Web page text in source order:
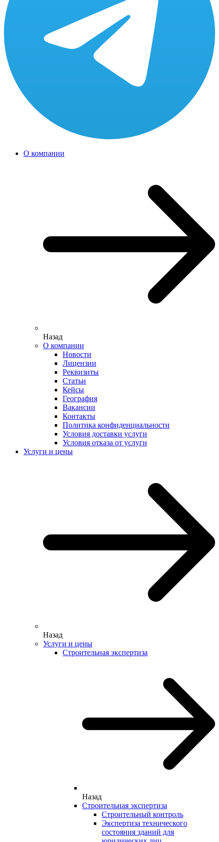
О компании
Назад
О компании
Новости
Лицензии
Реквизиты
Статьи
Кейсы
География
Вакансии
Контакты
Политика конфиденциальности
Условия доставки услуги
Условия отказа от услуги
Услуги и цены
Назад
Услуги и цены
Строительная экспертиза
Назад
Строительная экспертиза
Строительный контроль
Экспертиза технического
состояния зданий для